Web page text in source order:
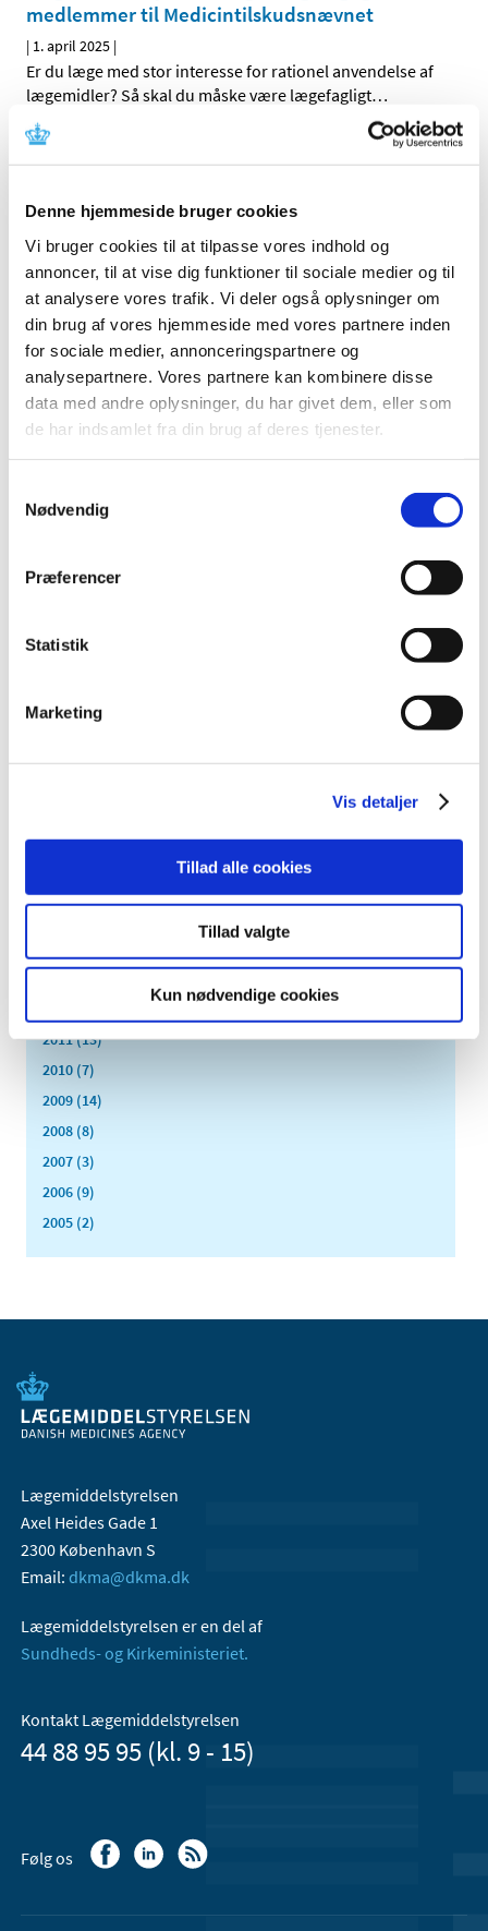
Denne hjemmeside bruger cookies
Vi bruger cookies til at tilpasse vores indhold og
annoncer, til at vise dig funktioner til sociale medier og til
at analysere vores trafik. Vi deler også oplysninger om
din brug af vores hjemmeside med vores partnere inden
for sociale medier, annonceringspartnere og
analysepartnere. Vores partnere kan kombinere disse
data med andre oplysninger, du har givet dem, eller som
de har indsamlet fra din brug af deres tjenester.
Nødvendig
Præferencer
Statistik
Marketing
Vis detaljer
Tillad alle cookies
Tillad valgte
Kun nødvendige cookies
medlemmer til Medicintilskudsnævnet
| 1. april 2025 |
Er du læge med stor interesse for rationel anvendelse af
lægemidler? Så skal du måske være lægefagligt…
Alle (2506)
TID
2026 (84)
2025 (158)
december (10)
november (20)
oktober (18)
september (23)
august (8)
juli (11)
maj (11)
februar (11)
2024 (224)
2022 (197)
2020 (263)
2011 (13)
2010 (7)
2009 (14)
2008 (8)
2007 (3)
2006 (9)
2005 (2)
Lægemiddelstyrelsen
Axel Heides Gade 1
2300 København S
Email: dkma@dkma.dk
Lægemiddelstyrelsen er en del af
Sundheds- og Kirkeministeriet.
Kontakt Lægemiddelstyrelsen
44 88 95 95 (kl. 9 - 15)
Følg os